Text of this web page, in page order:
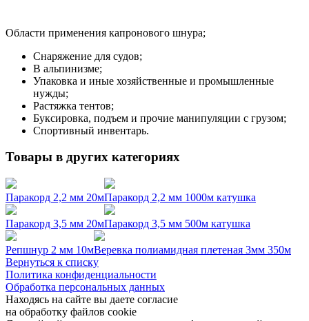
Области применения капронового шнура;
Снаряжение для судов;
В альпинизме;
Упаковка и иные хозяйственные и промышленные
нужды;
Растяжка тентов;
Буксировка, подъем и прочие манипуляции с грузом;
Спортивный инвентарь.
Товары в других категориях
Паракорд 2,2 мм 20мПаракорд 2,2 мм 1000м катушка
Паракорд 3,5 мм 20мПаракорд 3,5 мм 500м катушка
Репшнур 2 мм 10мВеревка полиамидная плетеная 3мм 350м
Вернуться к списку
Политика конфиденциальности
Обработка персональных данных
Находясь на сайте вы даете согласие
на обработку файлов cookie